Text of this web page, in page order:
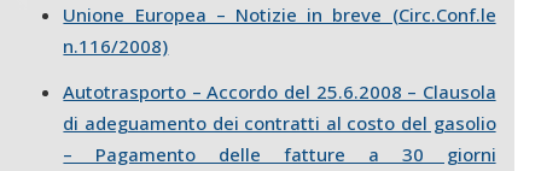
Unione Europea – Notizie in breve (Circ.Conf.le
n.116/2008)
Autotrasporto – Accordo del 25.6.2008 – Clausola
di adeguamento dei contratti al costo del gasolio
– Pagamento delle fatture a 30 giorni